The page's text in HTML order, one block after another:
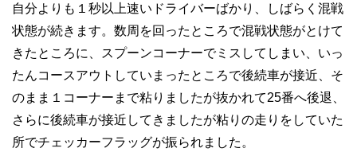
自分よりも１秒以上速いドライバーばかり、しばらく混戦
状態が続きます。数周を回ったところで混戦状態がとけて
きたところに、スプーンコーナーでミスしてしまい、いっ
たんコースアウトしていまったところで後続車が接近、そ
のまま１コーナーまで粘りましたが抜かれて25番へ後退、
さらに後続車が接近してきましたが粘りの走りをしていた
所でチェッカーフラッグが振られました。